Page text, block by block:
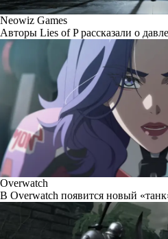
Neowiz Games
Авторы Lies of P рассказали о
Overwatch
В Overwatch появится новый